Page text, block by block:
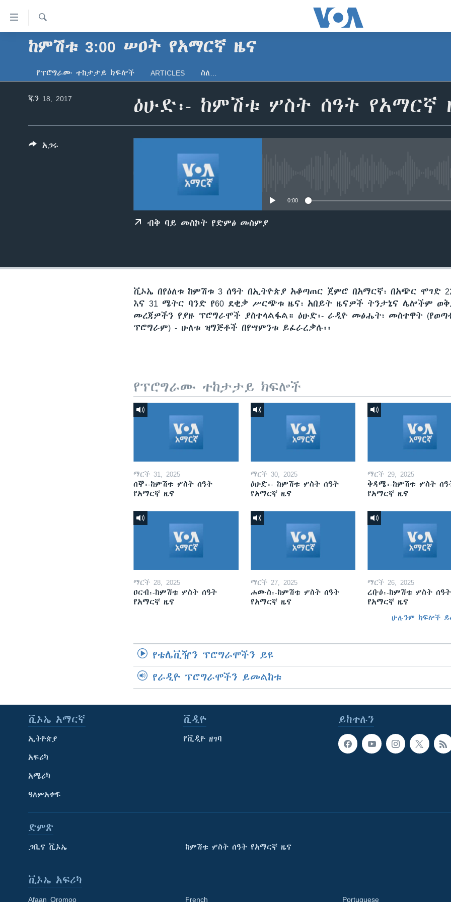
የመሥሪያ
ማገናኛዎች
አፍሪካ
ዓለምአቀፍ
ጋቢና ቪኦኤ
ከምሽቱ ሦስት ሰዓት የአማርኛ ዜና
ፈልግ
ከምሽቱ 3:00 ሠዐት የአማርኛ ዜና
የፕሮግራሙ ተከታታይ ክፍሎች ARTICLES ስለ…
ዕሁድ፡- ከምሽቱ ሦስት ሰዓት የአማርኛ
ጁን 18, 2017
0:00
ብቅ ባይ መስኮት የድምፅ መስምያ
አጋሩ
ቪኦኤ በየዕለቱ ከምሽቱ 3 ሰዓት በኢትዮጵያ አቆጣጠር ጀምሮ በአማርኛ፣ በአጭር ሞገድ
እና 31 ሜትር ባንድ የ60 ደቂቃ ሥርጭቱ ዜና፣ አበይት ዜናዎች ትንታኔና ሌሎችም
መረጃዎችን የያዙ ፕሮግራሞች ያስተላልፋል። ዕሁድ፡- ራዲዮ መፅሔት፣ መስተዋት
ፕሮግራም) - ሁለቱ ዝግጅቶች በየሣምንቱ ይፈራረቃሉ፡፡
የፕሮግራሙ ተከታታይ ክፍሎች
ማርች 31, 2025
ሰኞ፡-ከምሽቱ ሦስት ሰዓት
የአማርኛ ዜና
ማርች 30, 2025
ዕሁድ፡- ከምሽቱ ሦስት ሰዓት
የአማርኛ ዜና
ማርች 29, 2025
ቅዳሜ፡-ከምሽቱ ሦስት
የአማርኛ ዜና
ማርች 28, 2025
ዐርብ፡-ከምሽቱ ሦስት ሰዓት
የአማርኛ ዜና
ማርች 27, 2025
ሐሙስ፡-ከምሽቱ ሦስት ሰዓት
የአማርኛ ዜና
ማርች 26, 2025
ረቡዕ፡-ከምሽቱ ሦስት ሰዓት
የአማርኛ ዜና
ሁሉንም ክፍሎች
የቴሌቪዥን ፕሮግራሞችን ይዩ
የራዲዮ ፕሮግራሞችን ይመልከቱ
ይከተሉን
ቪኦኤ አማርኛ
ኢትዮጵያ
አፍሪካ
አሜሪካ
ዓለምአቀፍ
ቪዲዮ
የቪዲዮ ዘገባ
ድምጽ
ጋቢና ቪኦኤ ከምሽቱ ሦስት ሰዓት የአማርኛ ዜና
ቪኦኤ አፍሪካ
Afaan Oromoo French Portuguese